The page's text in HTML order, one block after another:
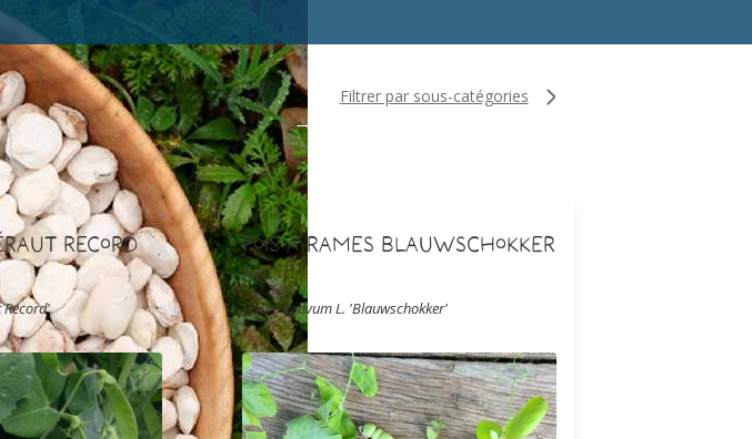
Filtrer par sous-catégories
Record
Pois à rames Blauwschokker
Bio
Pisum sativum L. 'Blauwschokker'